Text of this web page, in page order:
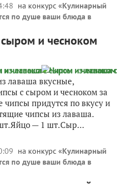
на конкурс «Кулинарный
по душе ваши блюда в
и чесноком
лаваша вкусные,
с сыром и чесноком за
придутся по вкусу и
чипсы из лаваша.
— 1 шт.Сыр...
на конкурс «Кулинарный
по душе ваши блюда в